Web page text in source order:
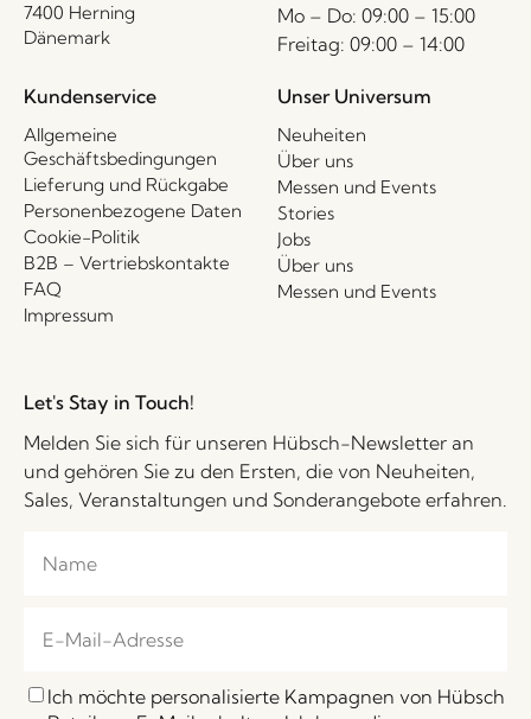
7400 Herning
Dänemark
Mo – Do: 09:00 – 15:00
Freitag: 09:00 – 14:00
Kundenservice
Allgemeine
Geschäftsbedingungen
Lieferung und Rückgabe
Personenbezogene Daten
Cookie-Politik
B2B – Vertriebskontakte
FAQ
Impressum
Unser Universum
Neuheiten
Über uns
Messen und Events
Stories
Jobs
Über uns
Messen und Events
Let's Stay in Touch!
Melden Sie sich für unseren Hübsch-Newsletter an
und gehören Sie zu den Ersten, die von Neuheiten,
Sales, Veranstaltungen und Sonderangebote erfahren.
Ich möchte personalisierte Kampagnen von Hübsch